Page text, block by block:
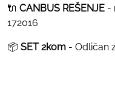
🔌 CANBUS REŠENJE -
172016
📦 SET 2kom - Odličan